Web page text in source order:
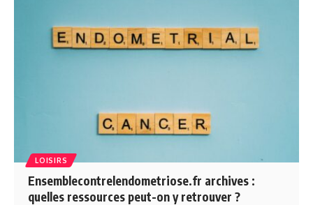
LOISIRS
Ensemblecontrelendometriose.fr archives :
quelles ressources peut-on y retrouver ?